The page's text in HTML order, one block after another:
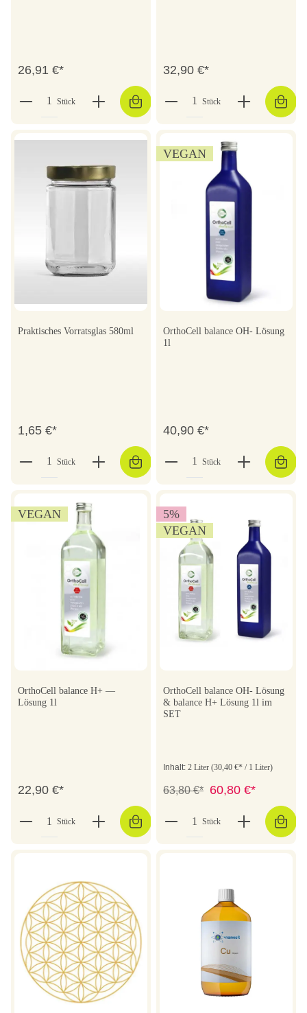
26,91 €*
Stück
32,90 €*
Stück
Praktisches Vorratsglas 580ml
1,65 €*
Stück
VEGAN
OrthoCell balance OH- Lösung
1l
40,90 €*
Stück
VEGAN
OrthoCell balance H+ —
Lösung 1l
22,90 €*
Stück
5%
VEGAN
OrthoCell balance OH- Lösung
& balance H+ Lösung 1l im
SET
Inhalt: 2 Liter (30,40 €* / 1 Liter)
63,80 €* 60,80 €*
Stück